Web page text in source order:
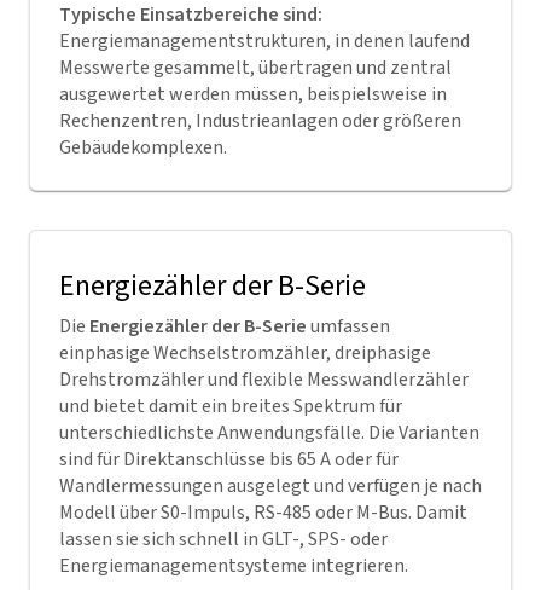
Typische Einsatzbereiche sind:
Energiemanagementstrukturen, in denen laufend
Messwerte gesammelt, übertragen und zentral
ausgewertet werden müssen, beispielsweise in
Rechenzentren, Industrieanlagen oder größeren
Gebäudekomplexen.
Energiezähler der B-Serie
Die Energiezähler der B-Serieumfassen
einphasige Wechselstromzähler, dreiphasige
Drehstromzähler und flexible Messwandlerzähler
und bietet damit ein breites Spektrum für
unterschiedlichste Anwendungsfälle. Die Varianten
sind für Direktanschlüsse bis 65 A oder für
Wandlermessungen ausgelegt und verfügen je nach
Modell über S0-Impuls, RS-485 oder M-Bus. Damit
lassen sie sich schnell in GLT-, SPS- oder
Energiemanagementsysteme integrieren.